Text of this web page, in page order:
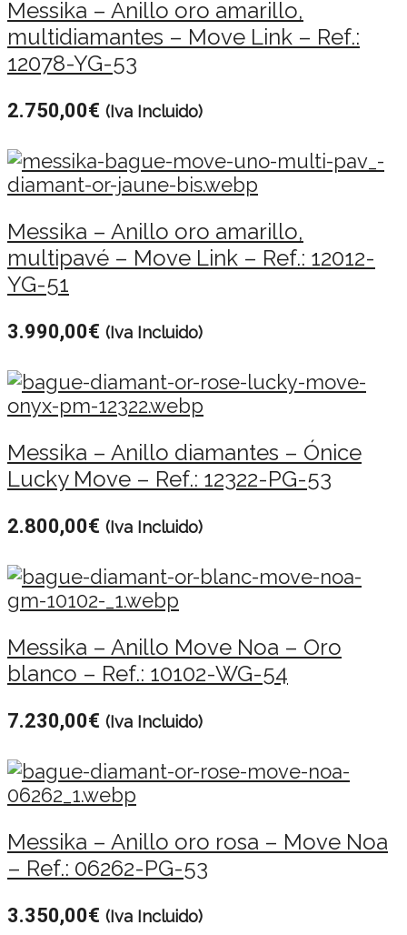
Messika – Anillo oro amarillo,
multidiamantes – Move Link – Ref.:
12078-YG-53
2.750,00€ (Iva Incluido)
Messika – Anillo oro amarillo,
multipavé – Move Link – Ref.: 12012-
YG-51
3.990,00€ (Iva Incluido)
Messika – Anillo diamantes – Ónice
Lucky Move – Ref.: 12322-PG-53
2.800,00€ (Iva Incluido)
Messika – Anillo Move Noa – Oro
blanco – Ref.: 10102-WG-54
7.230,00€ (Iva Incluido)
Messika – Anillo oro rosa – Move Noa
– Ref.: 06262-PG-53
3.350,00€ (Iva Incluido)